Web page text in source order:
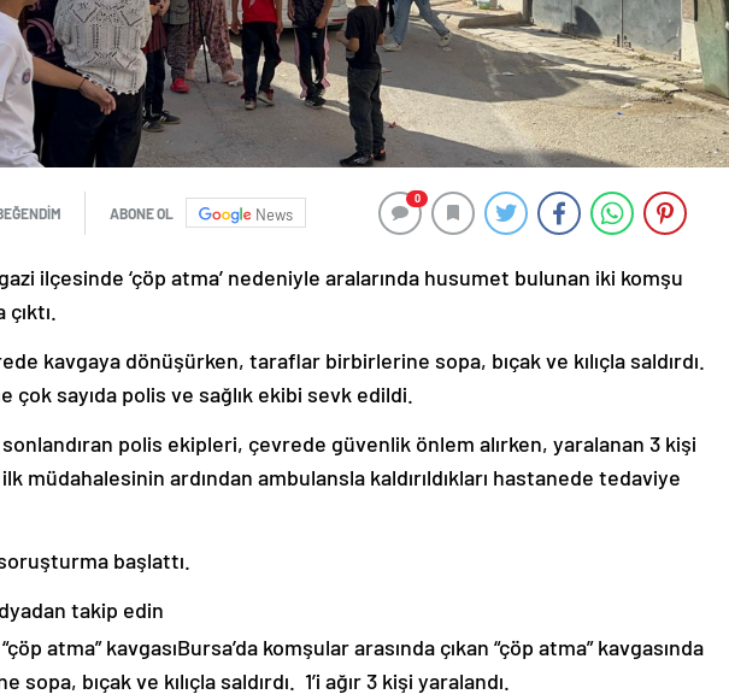
ABONE OL News
0
ilçesinde ‘çöp atma’ nedeniyle aralarında husumet bulunan iki komşu
kavgaya dönüşürken, taraflar birbirlerine sopa, bıçak ve kılıçla saldırdı.
çok sayıda polis ve sağlık ekibi sevk edildi.
polis ekipleri, çevrede güvenlik önlem alırken, yaralanan 3 kişi
müdahalesinin ardından ambulansla kaldırıldıkları hastanede tedaviye
başlattı.
takip edin
“çöp atma” kavgasıBursa’da komşular arasında çıkan “çöp atma” kavgasında
bıçak ve kılıçla saldırdı. 1’i ağır 3 kişi yaralandı.